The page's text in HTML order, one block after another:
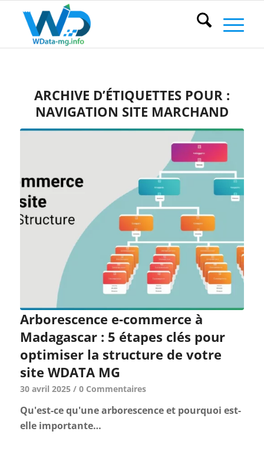
ARCHIVE D’ÉTIQUETTES POUR :
NAVIGATION SITE MARCHAND
Arborescence e-commerce à
Madagascar : 5 étapes clés pour
optimiser la structure de votre
site WDATA MG
30 avril 2025 / 0 Commentaires
Qu'est-ce qu'une arborescence et pourquoi est-
elle importante…